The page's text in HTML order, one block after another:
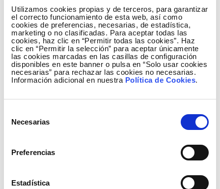
Utilizamos cookies propias y de terceros, para garantizar
el correcto funcionamiento de esta web, así como
cookies de preferencias, necesarias, de estadística,
marketing o no clasificadas. Para aceptar todas las
cookies, haz clic en “Permitir todas las cookies”. Haz
clic en “Permitir la selección” para aceptar únicamente
las cookies marcadas en las casillas de configuración
disponibles en este banner o pulsa en “Solo usar cookies
necesarias” para rechazar las cookies no necesarias.
Información adicional en nuestra Política de Cookies.
Necesarias
Preferencias
Estadística
¿Cómo calificaría el papel que juegan en el
camino hacia la descarbonización empresas
como Elewit?
Empresas tecnológicas como Elewit con un
alto compromiso social, medioambiental y
con el mundo del emprendimiento, son
consecución de los objetivos de
Es decir, Elewit tiene un papel fundamental y
muy relevante en este sentido, los nuevos
desafíos tecnológicos necesitan soluciones
como Elewit cada vez son más las iniciativas